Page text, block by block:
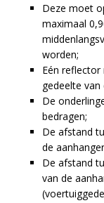
Deze moet
maximaal
worden;
Eén
gedeelte van
De
bedragen;
De afstand
de
De afstand
van de
Blijf op
updates,